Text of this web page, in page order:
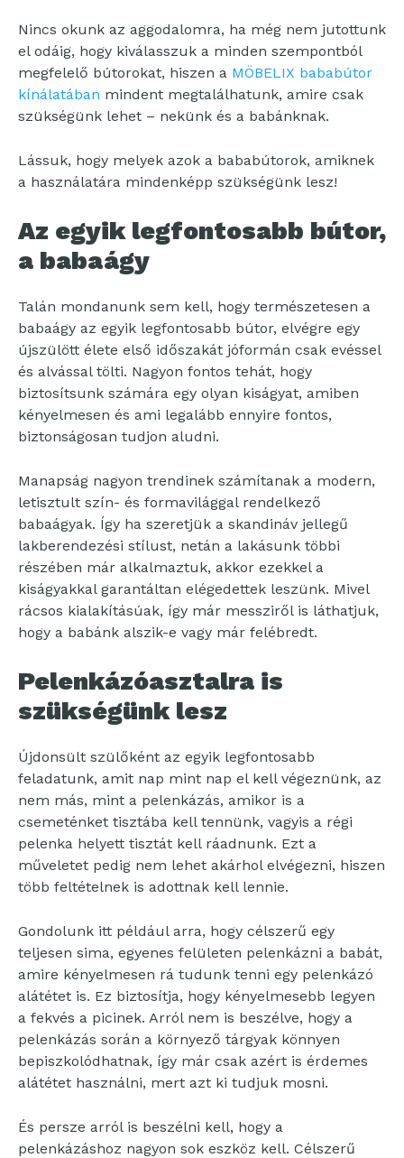
Nincs okunk az aggodalomra, ha még nem jutottunk
el odáig, hogy kiválasszuk a minden szempontból
megfelelő bútorokat, hiszen a MÖBELIX bababútor
kínálatában mindent megtalálhatunk, amire csak
szükségünk lehet – nekünk és a babánknak.
Lássuk, hogy melyek azok a bababútorok, amiknek
a használatára mindenképp szükségünk lesz!
Az egyik legfontosabb bútor,
a babaágy
Talán mondanunk sem kell, hogy természetesen a
babaágy az egyik legfontosabb bútor, elvégre egy
újszülött élete első időszakát jóformán csak evéssel
és alvással tölti. Nagyon fontos tehát, hogy
biztosítsunk számára egy olyan kiságyat, amiben
kényelmesen és ami legalább ennyire fontos,
biztonságosan tudjon aludni.
Manapság nagyon trendinek számítanak a modern,
letisztult szín- és formavilággal rendelkező
babaágyak. Így ha szeretjük a skandináv jellegű
lakberendezési stílust, netán a lakásunk többi
részében már alkalmaztuk, akkor ezekkel a
kiságyakkal garantáltan elégedettek leszünk. Mivel
rácsos kialakításúak, így már messziről is láthatjuk,
hogy a babánk alszik-e vagy már felébredt.
Pelenkázóasztalra is
szükségünk lesz
Újdonsült szülőként az egyik legfontosabb
feladatunk, amit nap mint nap el kell végeznünk, az
nem más, mint a pelenkázás, amikor is a
csemeténket tisztába kell tennünk, vagyis a régi
pelenka helyett tisztát kell ráadnunk. Ezt a
műveletet pedig nem lehet akárhol elvégezni, hiszen
több feltételnek is adottnak kell lennie.
Gondolunk itt például arra, hogy célszerű egy
teljesen sima, egyenes felületen pelenkázni a babát,
amire kényelmesen rá tudunk tenni egy pelenkázó
alátétet is. Ez biztosítja, hogy kényelmesebb legyen
a fekvés a picinek. Arról nem is beszélve, hogy a
pelenkázás során a környező tárgyak könnyen
bepiszkolódhatnak, így már csak azért is érdemes
alátétet használni, mert azt ki tudjuk mosni.
És persze arról is beszélni kell, hogy a
pelenkázáshoz nagyon sok eszköz kell. Célszerű